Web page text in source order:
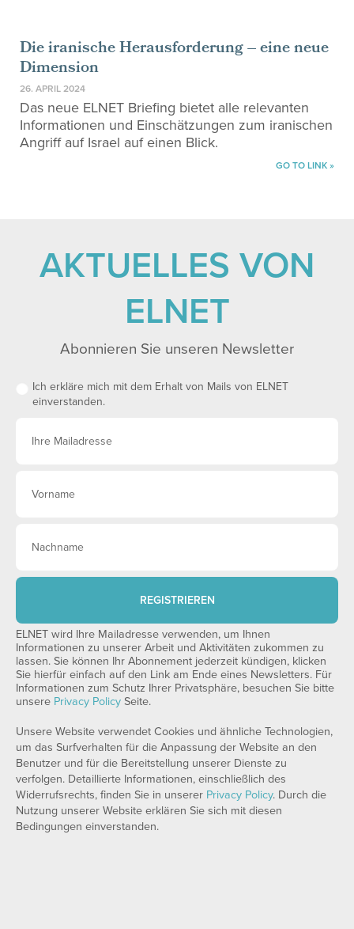
Die iranische Herausforderung – eine neue
Dimension
26. APRIL 2024
Das neue ELNET Briefing bietet alle relevanten
Informationen und Einschätzungen zum iranischen
Angriff auf Israel auf einen Blick.
GO TO LINK »
AKTUELLES VON
ELNET
Abonnieren Sie unseren Newsletter
Ich erkläre mich mit dem Erhalt von Mails von ELNET
einverstanden.
REGISTRIEREN
ELNET wird Ihre Mailadresse verwenden, um Ihnen
Informationen zu unserer Arbeit und Aktivitäten zukommen zu
lassen. Sie können Ihr Abonnement jederzeit kündigen, klicken
Sie hierfür einfach auf den Link am Ende eines Newsletters. Für
Informationen zum Schutz Ihrer Privatsphäre, besuchen Sie bitte
unsere Privacy Policy Seite.
Unsere Website verwendet Cookies und ähnliche Technologien,
um das Surfverhalten für die Anpassung der Website an den
Benutzer und für die Bereitstellung unserer Dienste zu
verfolgen. Detaillierte Informationen, einschließlich des
Widerrufsrechts, finden Sie in unserer Privacy Policy. Durch die
Nutzung unserer Website erklären Sie sich mit diesen
Bedingungen einverstanden.